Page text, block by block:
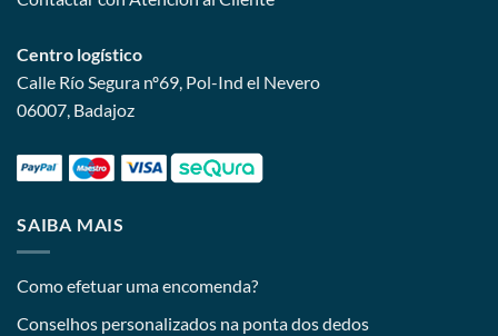
Centro logístico
Calle Río Segura nº69, Pol-Ind el Nevero
06007, Badajoz
SAIBA MAIS
Como efetuar uma encomenda?
Conselhos personalizados na ponta dos dedos